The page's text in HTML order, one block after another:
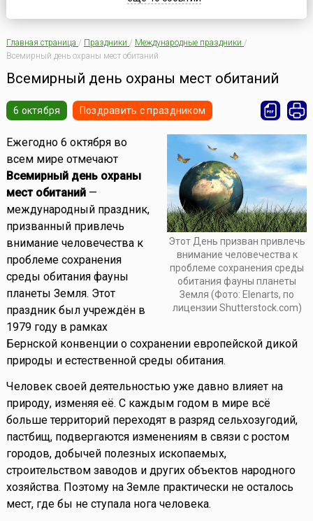
Главная страница / Праздники / Международные праздники /
Всемирный день охраны мест обитаний
Всемирный день охраны мест обитаний
6 октября Поздравить с праздником
Этот День призван привлечь
внимание человечества к
проблеме сохранения среды
обитания фауны планеты
Земля (Фото: Elenarts, по
лицензии Shutterstock.com)
Ежегодно 6 октября во
всем мире отмечают
Всемирный день охраны
мест обитаний—
международный праздник,
призванный привлечь
внимание человечества к
проблеме сохранения
среды обитания фауны
планеты Земля. Этот
праздник был учреждён в
1979 году в рамках
Бернской конвенции о сохранении европейской дикой
природы и естественной среды обитания.
Человек своей деятельностью уже давно влияет на
природу, изменяя её. С каждым годом в мире всё
больше территорий переходят в разряд сельхозугодий,
пастбищ, подвергаются изменениям в связи с ростом
городов, добычей полезных ископаемых,
строительством заводов и других объектов народного
хозяйства. Поэтому на Земле практически не осталось
мест, где бы не ступала нога человека.